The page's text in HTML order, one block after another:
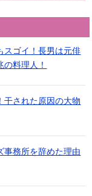
スゴイ！長男は元俳
料理人！
干された原因の大物
事務所を辞めた理由